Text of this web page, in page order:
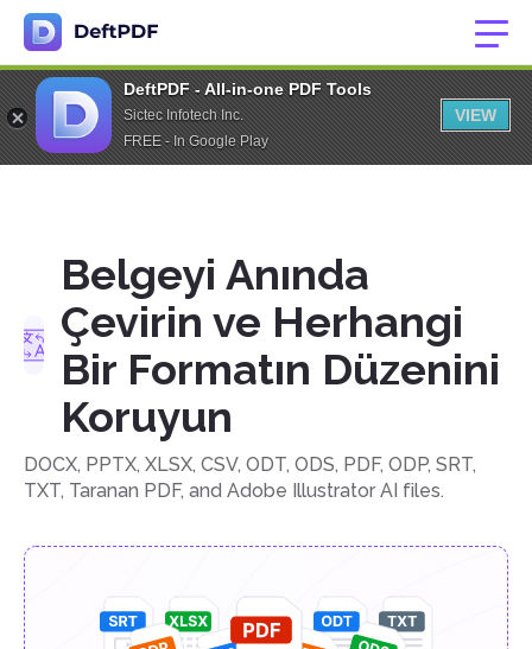
DeftPDF - All-in-one PDF Tools
Sictec Infotech Inc.
FREE - In Google Play
VIEW
Belgeyi Anında
Çevirin ve Herhangi
Bir Formatın Düzenini
Koruyun
DOCX, PPTX, XLSX, CSV, ODT, ODS, PDF, ODP, SRT,
TXT, Taranan PDF, and Adobe Illustrator AI files.